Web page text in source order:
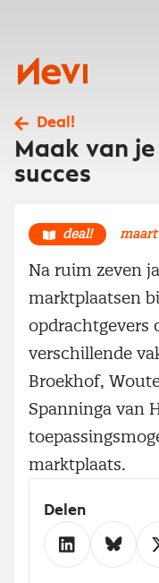
Nevi
Deal!
Maak van
succes
deal! maart
Na ruim zeven
marktplaatsen
opdrachtgevers
verschillende
Broekhof,
Spanninga van
marktplaats.
Delen